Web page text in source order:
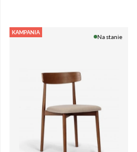
KAMPANIA
Na stanie